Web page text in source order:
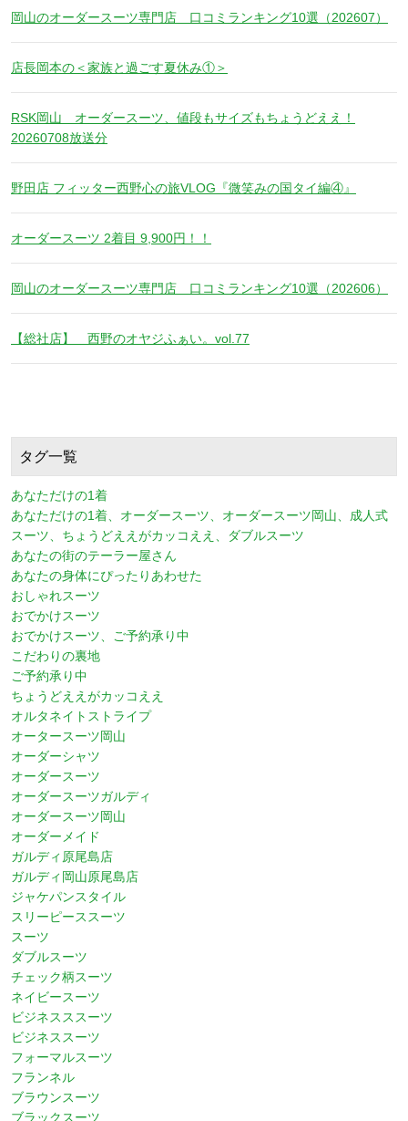
岡山のオーダースーツ専門店 口コミランキング10選（202607）
店長岡本の＜家族と過ごす夏休み①＞
RSK岡山 オーダースーツ、値段もサイズもちょうどええ！
20260708放送分
野田店 フィッター西野心の旅VLOG『微笑みの国タイ編④』
オーダースーツ 2着目 9,900円！！
岡山のオーダースーツ専門店 口コミランキング10選（202606）
【総社店】 西野のオヤジふぁい。vol.77
タグ一覧
あなただけの1着
あなただけの1着、オーダースーツ、オーダースーツ岡山、成人式
スーツ、ちょうどええがカッコええ、ダブルスーツ
あなたの街のテーラー屋さん
あなたの身体にぴったりあわせた
おしゃれスーツ
おでかけスーツ
おでかけスーツ、ご予約承り中
こだわりの裏地
ご予約承り中
ちょうどええがカッコええ
オルタネイトストライプ
オータースーツ岡山
オーダーシャツ
オーダースーツ
オーダースーツガルディ
オーダースーツ岡山
オーダーメイド
ガルディ原尾島店
ガルディ岡山原尾島店
ジャケパンスタイル
スリーピーススーツ
スーツ
ダブルスーツ
チェック柄スーツ
ネイビースーツ
ビジネスススーツ
ビジネススーツ
フォーマルスーツ
フランネル
ブラウンスーツ
ブラックスーツ